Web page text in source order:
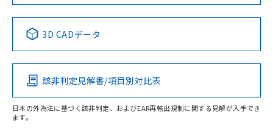
Pb Hg Cd Cr(VI)
O
No No No No
この製品の規格認証/適合状況ページへ
その他の認証はこちらのページからご検索ください
3D CADデータ
該非判定見解書/項目別対比表
日本の外為法に基づく該非判定、およびEAR再輸出規制に関する見解が入手でき
ます。